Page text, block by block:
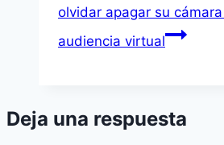
olvidar apagar su
audiencia virtual
Deja una respuesta